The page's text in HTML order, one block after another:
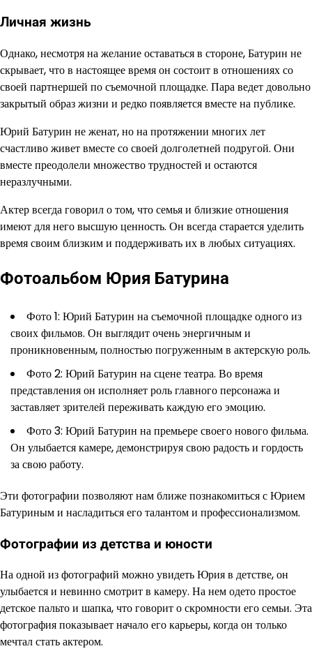
Личная жизнь
Однако, несмотря на желание оставаться в стороне, Батурин не
скрывает, что в настоящее время он состоит в отношениях со
своей партнершей по съемочной площадке. Пара ведет довольно
закрытый образ жизни и редко появляется вместе на публике.
Юрий Батурин не женат, но на протяжении многих лет
счастливо живет вместе со своей долголетней подругой. Они
вместе преодолели множество трудностей и остаются
неразлучными.
Актер всегда говорил о том, что семья и близкие отношения
имеют для него высшую ценность. Он всегда старается уделить
время своим близким и поддерживать их в любых ситуациях.
Фотоальбом Юрия Батурина
Фото 1: Юрий Батурин на съемочной площадке одного из
своих фильмов. Он выглядит очень энергичным и
проникновенным, полностью погруженным в актерскую роль.
Фото 2: Юрий Батурин на сцене театра. Во время
представления он исполняет роль главного персонажа и
заставляет зрителей переживать каждую его эмоцию.
Фото 3: Юрий Батурин на премьере своего нового фильма.
Он улыбается камере, демонстрируя свою радость и гордость
за свою работу.
Эти фотографии позволяют нам ближе познакомиться с Юрием
Батуриным и насладиться его талантом и профессионализмом.
Фотографии из детства и юности
На одной из фотографий можно увидеть Юрия в детстве, он
улыбается и невинно смотрит в камеру. На нем одето простое
детское пальто и шапка, что говорит о скромности его семьи. Эта
фотография показывает начало его карьеры, когда он только
мечтал стать актером.